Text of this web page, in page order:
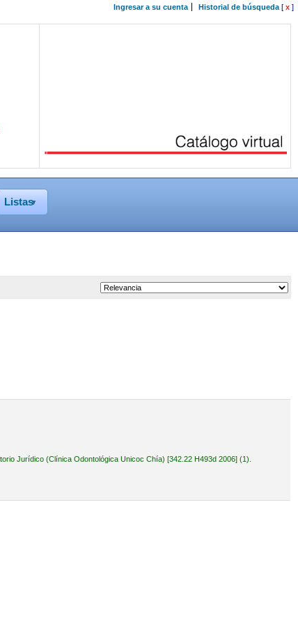
Ingresar a su cuenta Historial de búsqueda[ x ]
Listas
Jurídico (Clínica Odontológica Unicoc Chía) [342.22 H493d 2006] (1).